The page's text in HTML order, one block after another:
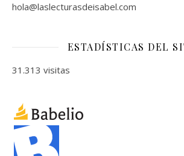
hola@laslecturasdeisabel.com
ESTADÍSTICAS DEL
31.313 visitas